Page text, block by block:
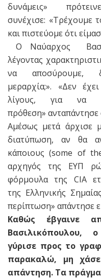
δυνάμεις»
συνέχισε: «Τρέχουμε
και πιστεύομε ότι
Ο Ναύαρχος
λέγοντας
να αποσύρουμε,
μεραρχία;». «Δεν
λίγους, για να
πρόθεση»
Αμέσως μετά άρχισε
διατύπωση, αν θα
κάποιους (some of
αρχηγός της ΕΥΠ
φόρμουλα της CIA
της Ελληνικής
περίπτωση» απάντησε
Καθώς έβγαινε
Βασιλικόπουλου,
γύρισε προς το
παρακαλώ, μη
απάντηση. Τα